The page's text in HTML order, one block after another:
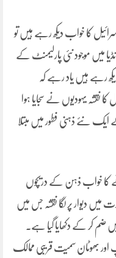
کا خواب دیکھ رہے ہیں تو
میں موجود نئی پارلیمنٹ کے
رہے ہیں یاد رہے کہ
کا نقشہ یہودیوں نے سجایا ہوا
ایک نئے ذہنی فطور میں مبتلا
کا خواب ذہن کے دریچوں
دیوار پر لگا نقشہ جس میں
ضم کر کے دکھایا گیا ہے۔
اور بھوٹان سمیت قریبی ممالک